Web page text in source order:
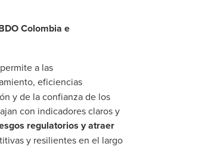
Colombia e
a las
eficiencias
y de la confianza de los
con indicadores claros y
regulatorios y atraer
y resilientes en el largo